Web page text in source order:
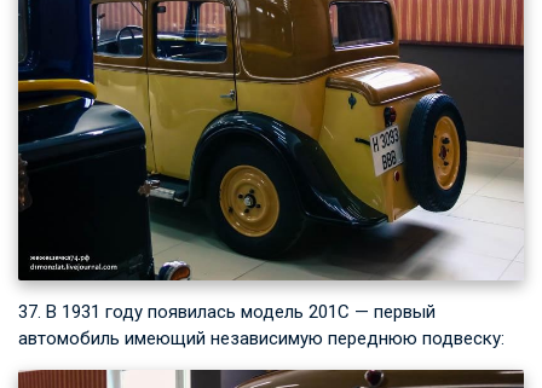
37. В 1931 году появилась модель 201С — первый
автомобиль имеющий независимую переднюю подвеску: